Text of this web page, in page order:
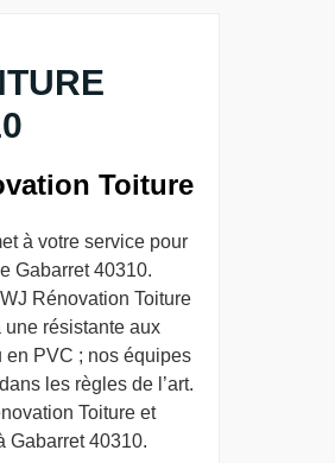
Toiture
à votre service pour
Gabarret 40310.
Rénovation Toiture
une résistante aux
en PVC ; nos équipes
les règles de l’art.
Toiture et
Gabarret 40310.